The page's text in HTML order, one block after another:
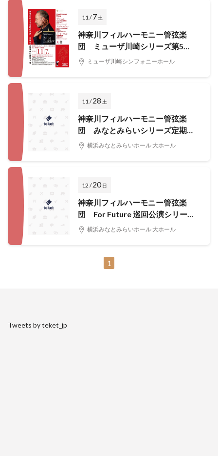
11 /7 土
神奈川フィルハーモニー管弦楽
団 ミューザ川崎シリーズ第5
回 Beethoven Ring
ミューザ川崎シンフォニーホール
11 /28 土
神奈川フィルハーモニー管弦楽
団 みなとみらいシリーズ定期演
奏会第418回
横浜みなとみらいホール 大ホール
12 /20 日
神奈川フィルハーモニー管弦楽
団 For Future 巡回公演シリーズ
横浜公演 ベートーヴェン「第
横浜みなとみらいホール 大ホール
1
Tweets by teket_jp